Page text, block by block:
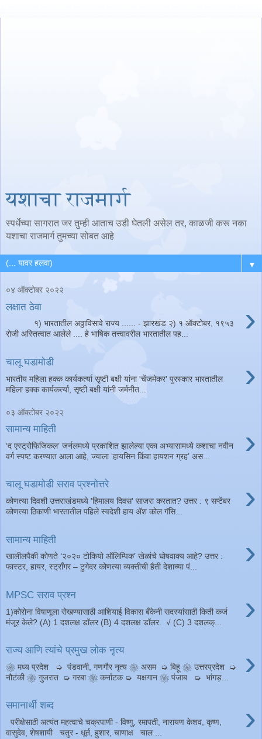
यशाचा राजमार्ग
स्पर्धेच्या सागरात जर तुम्ही आताच उडी घेतली असेल तर, काळजी करू नका
यशाचा राजमार्ग तुमच्या सोबत आहे
▼
०४ ऑक्टोबर २०२२
लक्षात ठेवा ›
१) भारतातील अठ्ठाविसावे राज्य ...... - झारखंड २) १ ऑक्टोबर, १९५३
रोजी अस्तित्वात आलेले .... हे भाषिक तत्त्वावरील भारतातील पह...
चालू घडामोडी ›
भारतीय महिला हक्क कार्यकर्त्या सृष्टी बक्षी यांना 'चेंजमेकर' पुरस्कार भारतातील
महिला हक्क कार्यकर्त्या, सृष्टी बक्षी यांनी जर्मनीत...
०३ ऑक्टोबर २०२२
सामान्य माहिती ›
‘द एस्ट्रोफिजिकल’ जर्नलमध्ये प्रकाशित झालेल्या एका अभ्यासामध्ये कशाचा नवीन
वर्ग स्पष्ट करण्यात आला आहे, ज्याला ‘हायसिन किंवा हायशन ग्रह’ अस...
चालू घडामोडी सराव प्रश्नोत्तरे ›
कोणत्या दिवशी उत्तराखंडमध्ये 'हिमालय दिवस' साजरा करतात? उत्तर : ९ सप्टेंबर
कोणत्या ठिकाणी भारतातील पहिले स्वदेशी हाय ॲश कोल गॅसि...
सामान्य माहिती ›
खालीलपैकी कोणते ‘२०२० टोकियो ऑलिम्पिक’ खेळांचे घोषवाक्य आहे? उत्तर :
फास्टर, हायर, स्ट्रॉंगर – टुगेदर कोणत्या व्यक्तीची हैती देशाच्या पं...
MPSC सराव प्रश्न ›
1)कोरोना विषाणूला रोखण्यासाठी आशियाई विकास बँकेनी सदस्यांसाठी किती कर्ज
मंजूर केले? (A) 1 दशलक्ष डॉलर (B) 4 दशलक्ष डॉलर. √ (C) 3 दशलक्...
राज्य आणि त्यांचे प्रमुख लोक नृत्य ›
❀ मध्य प्रदेश ➭ पंडवानी, गणगौर नृत्य ❀ असम ➭ बिहू ❀ उत्तरप्रदेश ➭
नौटंकी ❀ गुजरात ➭ गरबा ❀ कर्नाटक ➭ यक्षगान ❀ पंजाब ➭ भांगड़...
समानार्थी शब्द ›
परीक्षेसाठी अत्यंत महत्वाचे चक्रपाणी - विष्णु, रमापती, नारायण केशव, कृष्ण,
वासुदेव, शेषशायी चतुर - धूर्त, हुशार, चाणाक्ष चाल ...